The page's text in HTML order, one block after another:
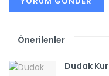
Önerilenler
Dudak